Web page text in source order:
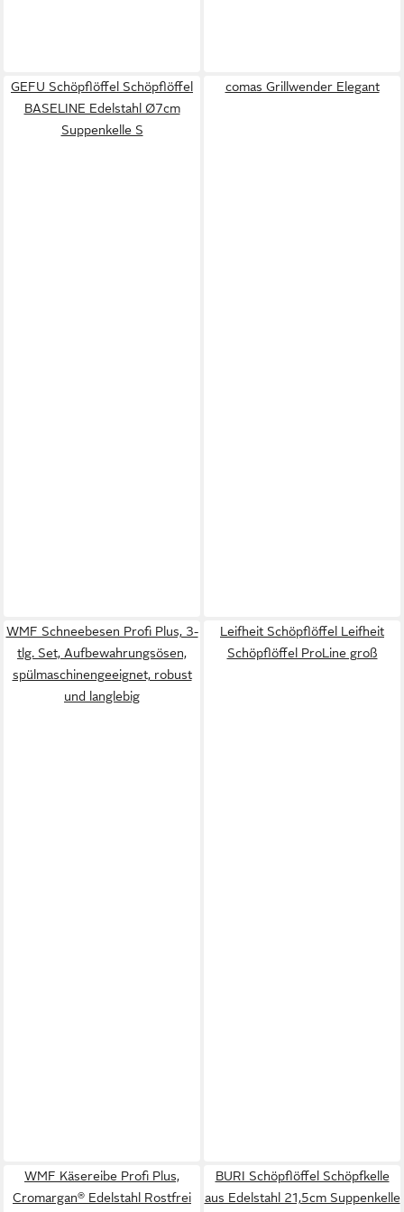
GEFU Schöpflöffel Schöpflöffel
BASELINE Edelstahl Ø7cm
Suppenkelle S
comas Grillwender Elegant
WMF Schneebesen Profi Plus, 3-
tlg. Set, Aufbewahrungsösen,
spülmaschinengeeignet, robust
und langlebig
Leifheit Schöpflöffel Leifheit
Schöpflöffel ProLine groß
WMF Käsereibe Profi Plus,
Cromargan® Edelstahl Rostfrei
BURI Schöpflöffel Schöpfkelle
aus Edelstahl 21,5cm Suppenkelle